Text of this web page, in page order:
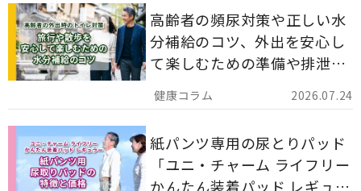
2026.07.24
高齢者の頻尿対策や正しい水
分補給のコツ、外出を安心し
て楽しむための準備や排泄ケ
ア用品の選び方を解説しま
す。
紙パンツ専用の尿とりパッド
「ユニ・チャーム ライフリー
かんたん装着パッド レギュラ